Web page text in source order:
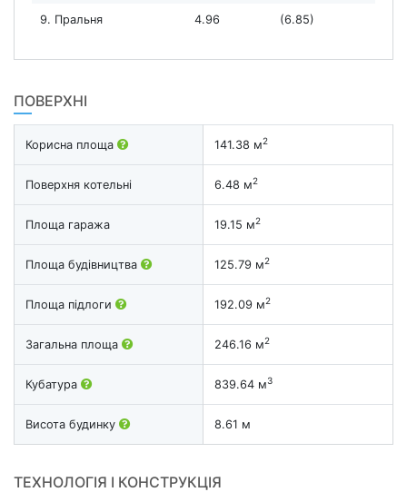
9. Пральня 4.96 (6.85)
ПОВЕРХНІ
Корисна площа 141.38 м2
Поверхня котельні 6.48 м2
Площа гаража 19.15 м2
Площа будівництва 125.79 м2
Площа підлоги 192.09 м2
Загальна площа 246.16 м2
Кубатура 839.64 м3
Висота будинку 8.61 м
ТЕХНОЛОГІЯ І КОНСТРУКЦІЯ